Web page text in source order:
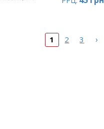
1 2 3 ›